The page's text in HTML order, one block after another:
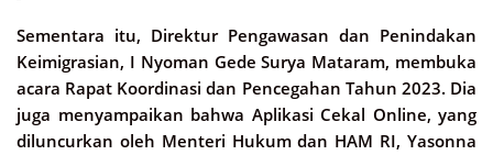
Sementara itu, Direktur Pengawasan dan Penindakan
Keimigrasian, I Nyoman Gede Surya Mataram, membuka
acara Rapat Koordinasi dan Pencegahan Tahun 2023. Dia
juga menyampaikan bahwa Aplikasi Cekal Online, yang
diluncurkan oleh Menteri Hukum dan HAM RI, Yasonna